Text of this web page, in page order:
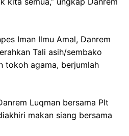
Iman Ilmu Amal, Danrem
Tali asih/sembako
tokoh agama, berjumlah
Luqman bersama Plt
makan siang bersama